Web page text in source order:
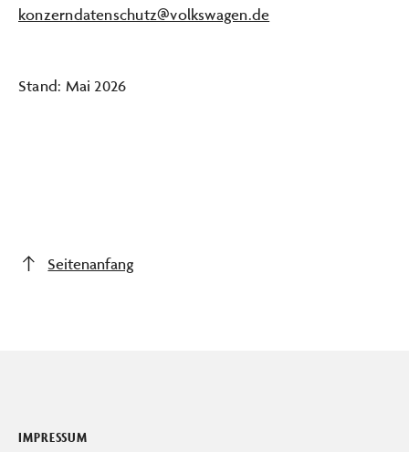
konzerndatenschutz@volkswagen.de
Stand: Mai 2026
Seitenanfang
IMPRESSUM